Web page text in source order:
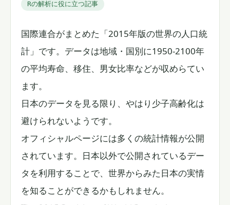
Rの解析に役に立つ記事
国際連合がまとめた「2015年版の世界の人口統
計」です。データは地域・国別に1950-2100年
の平均寿命、移住、男女比率などが収めらてい
ます。
日本のデータを見る限り、やはり少子高齢化は
避けられないようです。
オフィシャルページには多くの統計情報が公開
されています。日本以外で公開されているデー
タを利用することで、世界からみた日本の実情
を知ることができるかもしれません。